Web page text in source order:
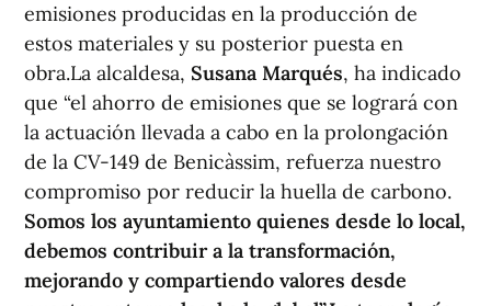
emisiones producidas en la producción de
estos materiales y su posterior puesta en
obra.La alcaldesa, Susana Marqués, ha indicado
que “el ahorro de emisiones que se logrará con
la actuación llevada a cabo en la prolongación
de la CV-149 de Benicàssim, refuerza nuestro
compromiso por reducir la huella de carbono.
Somos los ayuntamiento quienes desde lo local,
debemos contribuir a la transformación,
mejorando y compartiendo valores desde